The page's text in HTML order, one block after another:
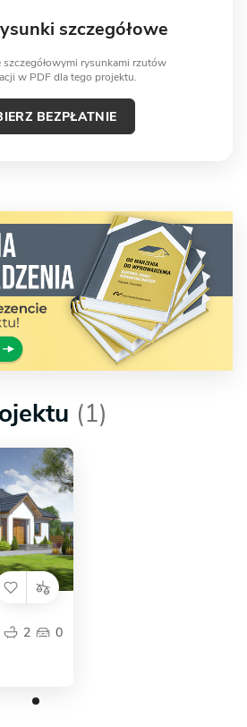
szczegółowe
szczegółowymi rysunkami rzutów
w PDF dla tego projektu.
BEZPŁATNIE
(1)
2 0